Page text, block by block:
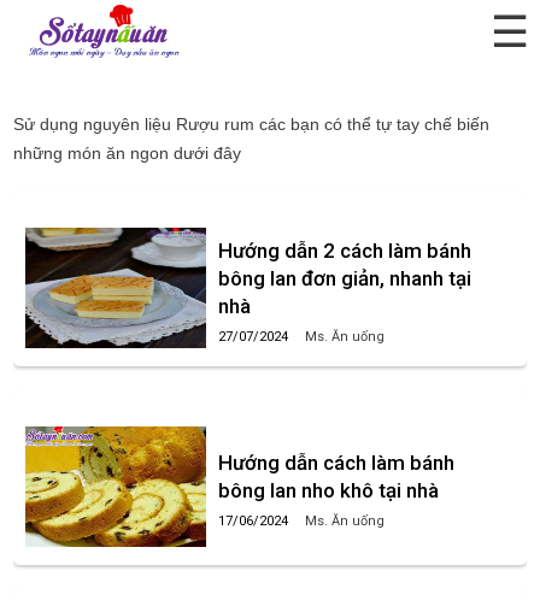
☰
Sử dụng nguyên liệu Rượu rum các bạn có thể tự tay chế biến
những món ăn ngon dưới đây
Hướng dẫn 2 cách làm bánh
bông lan đơn giản, nhanh tại
nhà
27/07/2024 Ms. Ăn uống
Hướng dẫn cách làm bánh
bông lan nho khô tại nhà
17/06/2024 Ms. Ăn uống